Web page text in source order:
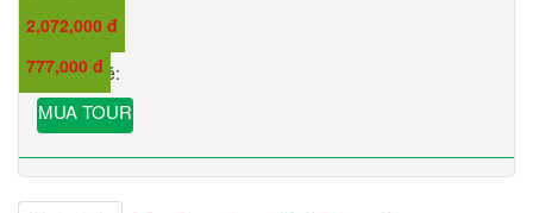
Giá trẻ em:
2,072,000 đ
Giá em bé:
777,000 đ
MUA TOUR